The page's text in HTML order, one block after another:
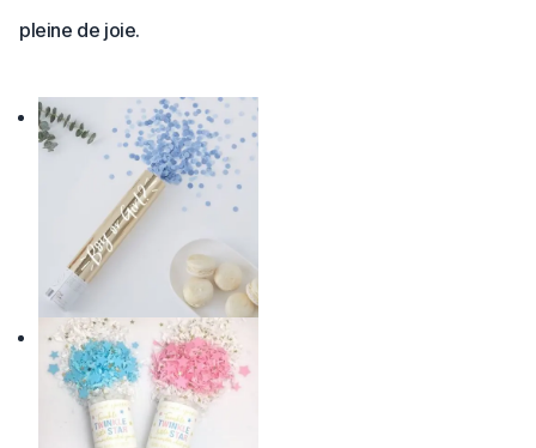
pleine de joie.